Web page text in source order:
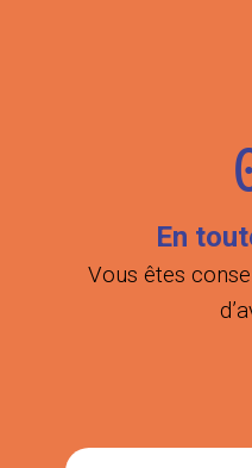
En
Vous êtes